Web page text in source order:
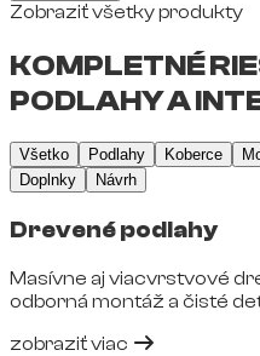
Zobraziť všetky produkty
KOMPLETNÉ
PODLAHY A
Všetko Podlahy Koberce
Doplnky
Návrh
Drevené podlahy
Masívne aj viacvrstvové
odborná montáž a čisté
zobraziť viac